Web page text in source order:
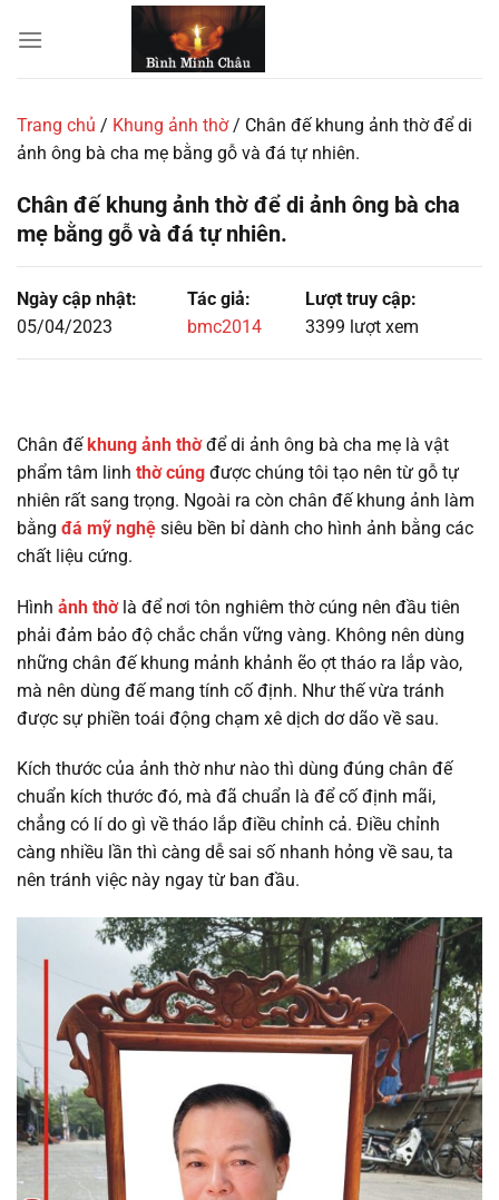
đến
Trang chủ / Khung ảnh thờ/ Chân đế khung ảnh thờ để di
ảnh ông bà cha mẹ bằng gỗ và đá tự nhiên.
Chân đế khung ảnh thờ để di ảnh ông bà cha
mẹ bằng gỗ và đá tự nhiên.
Ngày cập nhật:
05/04/2023
Tác giả:
bmc2014
Lượt truy cập:
3399 lượt xem
Chân đếkhung ảnh thờđể di ảnh ông bà cha mẹ là vật
phẩm tâm linh thờ cúng được chúng tôi tạo nên từ gỗ tự
nhiên rất sang trọng. Ngoài ra còn chân đế khung ảnh làm
bằng đá mỹ nghệ siêu bền bỉ dành cho hình ảnh bằng các
chất liệu cứng.
Hình ảnh thờlà để nơi tôn nghiêm thờ cúng nên đầu tiên
phải đảm bảo độ chắc chắn vững vàng. Không nên dùng
những chân đế khung mảnh khảnh ẽo ợt tháo ra lắp vào,
mà nên dùng đế mang tính cố định. Như thế vừa tránh
được sự phiền toái động chạm xê dịch dơ dão về sau.
Kích thước của ảnh thờ như nào thì dùng đúng chân đế
chuẩn kích thước đó, mà đã chuẩn là để cố định mãi,
chẳng có lí do gì về tháo lắp điều chỉnh cả. Điều chỉnh
càng nhiều lần thì càng dễ sai số nhanh hỏng về sau, ta
nên tránh việc này ngay từ ban đầu.